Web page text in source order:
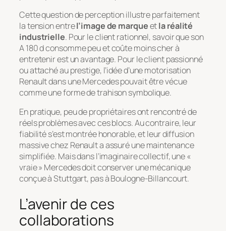
Cette question de perception illustre parfaitement
la tension entrel’image de marqueetla réalité
industrielle. Pour le client rationnel, savoir que son
A 180 d consomme peu et coûte moins cher à
entretenir est un avantage. Pour le client passionné
ou attaché au prestige, l’idée d’une motorisation
Renault dans une Mercedes pouvait être vécue
comme une forme de trahison symbolique.
En pratique, peu de propriétaires ont rencontré de
réels problèmes avec ces blocs. Au contraire, leur
fiabilité s’est montrée honorable, et leur diffusion
massive chez Renault a assuré une maintenance
simplifiée. Mais dans l’imaginaire collectif, une «
vraie » Mercedes doit conserver une mécanique
conçue à Stuttgart, pas à Boulogne-Billancourt.
L’avenir de ces
collaborations